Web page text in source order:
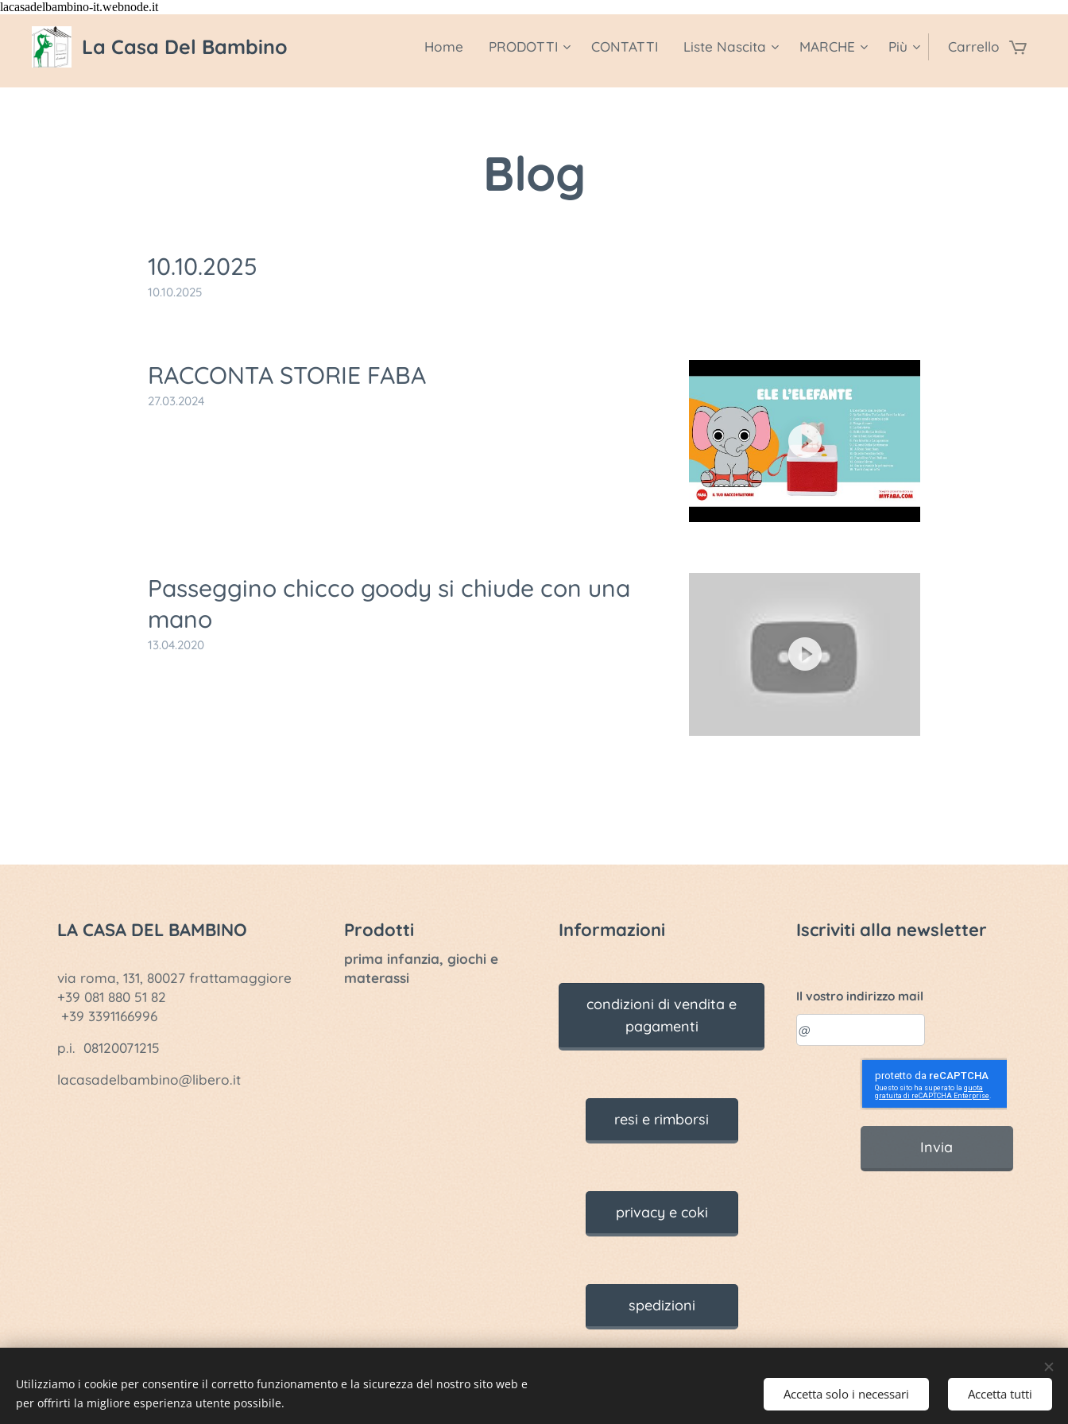
lacasadelbambino-it.webnode.it
La Casa Del Bambino Home PRODOTTI CONTATTI Liste Nascita MARCHE Più Carrello
Blog
10.10.2025
10.10.2025
RACCONTA STORIE FABA
27.03.2024
Passeggino chicco goody si chiude con una
mano
13.04.2020
LA CASA DEL BAMBINO
via roma, 131, 80027 frattamaggiore
+39 081 880 51 82
+39 3391166996
p.i. 08120071215
lacasadelbambino@libero.it
Prodotti
prima infanzia, giochi e
materassi
Informazioni
condizioni di vendita e
pagamenti
resi e rimborsi
privacy e coki
spedizioni
Iscriviti alla newsletter
Il vostro indirizzo mail
Invia
Utilizziamo i cookie per consentire il corretto funzionamento e la sicurezza del nostro sito web e
per offrirti la migliore esperienza utente possibile.
Accetta solo i necessari Accetta tutti